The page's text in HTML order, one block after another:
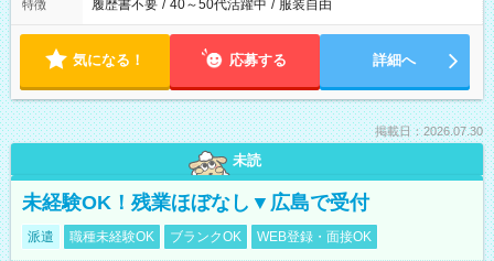
特徴 履歴書不要 / 40～50代活躍中 / 服装自由
気になる！ 応募する 詳細へ
掲載日：2026.07.30
未読
未経験OK！残業ほぼなし▼広島で受付
派遣 職種未経験OK ブランクOK WEB登録・面接OK